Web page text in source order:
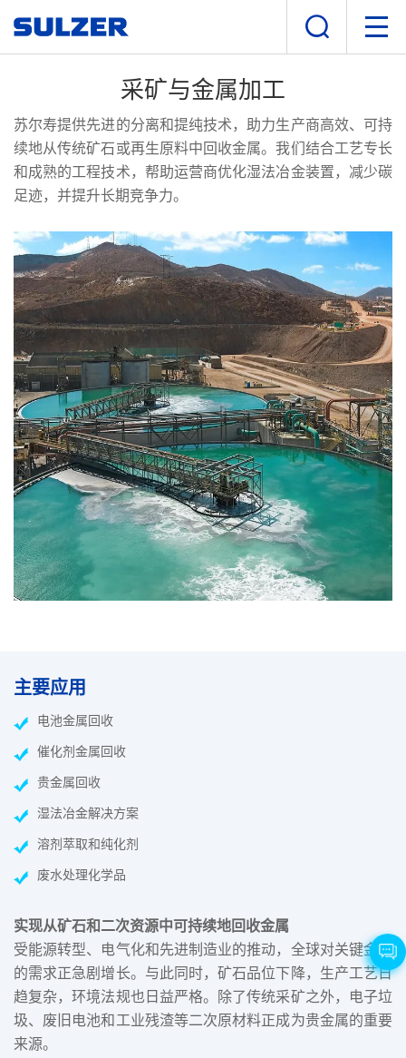
采矿与金属加工
苏尔寿提供先进的分离和提纯技术，助力生产商高效、可持
续地从传统矿石或再生原料中回收金属。我们结合工艺专长
和成熟的工程技术，帮助运营商优化湿法冶金装置，减少碳
足迹，并提升长期竞争力。
主要应用
电池金属回收
催化剂金属回收
贵金属回收
湿法冶金解决方案
溶剂萃取和纯化剂
废水处理化学品
实现从矿石和二次资源中可持续地回收金属
受能源转型、电气化和先进制造业的推动，全球对关键金属
的需求正急剧增长。与此同时，矿石品位下降，生产工艺日
趋复杂，环境法规也日益严格。除了传统采矿之外，电子垃
圾、废旧电池和工业残渣等二次原材料正成为贵金属的重要
来源。